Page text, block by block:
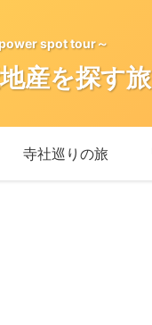
spot tour～
産を探す旅
寺社巡りの旅